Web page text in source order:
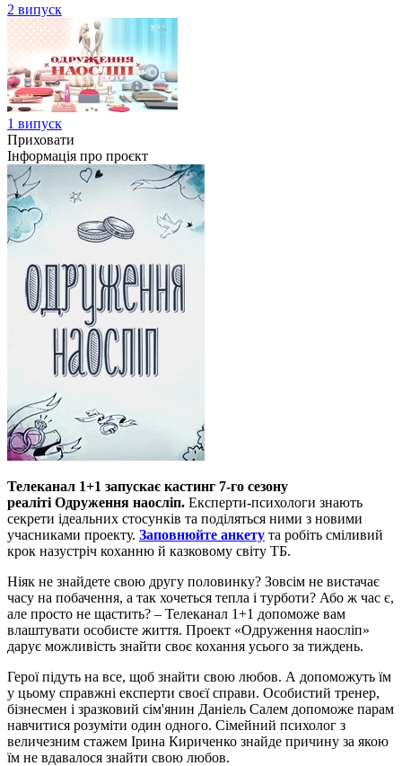
2 випуск
1 випуск
Приховати
Інформація про проєкт
Телеканал 1+1 запускає кастинг 7-го сезону
реаліті Одруження наосліп. Експерти-психологи знають
секрети ідеальних стосунків та поділяться ними з новими
учасниками проекту. Заповнюйте анкету та робіть сміливий
крок назустріч коханню й казковому світу ТБ.
Ніяк не знайдете свою другу половинку? Зовсім не вистачає
часу на побачення, а так хочеться тепла і турботи? Або ж час є,
але просто не щастить? – Телеканал 1+1 допоможе вам
влаштувати особисте життя. Проект «Одруження наосліп»
дарує можливість знайти своє кохання усього за тиждень.
Герої підуть на все, щоб знайти свою любов. А допоможуть їм
у цьому справжні експерти своєї справи. Особистий тренер,
бізнесмен і зразковий сім'янин Даніель Салем допоможе парам
навчитися розуміти один одного. Сімейний психолог з
величезним стажем Ірина Кириченко знайде причину за якою
їм не вдавалося знайти свою любов.